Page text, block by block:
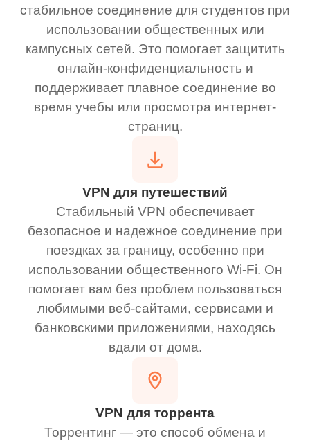
стабильное соединение для студентов при
использовании общественных или
кампусных сетей. Это помогает защитить
онлайн-конфиденциальность и
поддерживает плавное соединение во
время учебы или просмотра интернет-
страниц.
VPN для путешествий
Стабильный VPN обеспечивает
безопасное и надежное соединение при
поездках за границу, особенно при
использовании общественного Wi-Fi. Он
помогает вам без проблем пользоваться
любимыми веб-сайтами, сервисами и
банковскими приложениями, находясь
вдали от дома.
VPN для торрента
Торрентинг — это способ обмена и